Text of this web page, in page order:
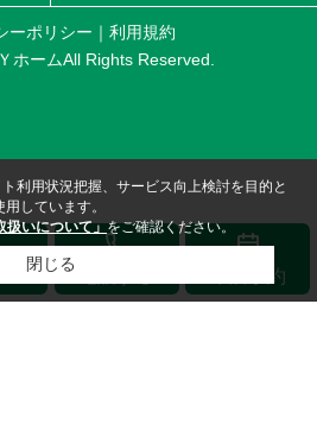
ーポリシー
利用規約
ホームAll Rights Reserved.
来店予約
利用状況把握、サービス向上検討を目的と
しています。
扱いについて」をご確認ください。
閉じる